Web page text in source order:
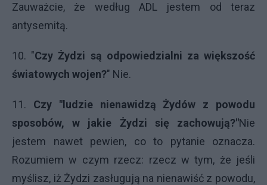
Zauważcie, że według ADL jestem od teraz
antysemitą.
10. "Czy Żydzi są odpowiedzialni za większość
światowych wojen?" Nie.
11. Czy "ludzie nienawidzą Żydów z powodu
sposobów, w jakie Żydzi się zachowują?"Nie
jestem nawet pewien, co to pytanie oznacza.
Rozumiem w czym rzecz: rzecz w tym, że jeśli
myślisz, iż Żydzi zasługują na nienawiść z powodu,